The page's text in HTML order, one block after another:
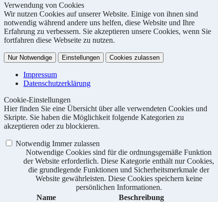
Verwendung von Cookies
Wir nutzen Cookies auf unserer Website. Einige von ihnen sind
notwendig während andere uns helfen, diese Website und Ihre
Erfahrung zu verbessern. Sie akzeptieren unsere Cookies, wenn Sie
fortfahren diese Webseite zu nutzen.
Nur Notwendige Einstellungen Cookies zulassen
Impressum
Datenschutzerklärung
Cookie-Einstellungen
Hier finden Sie eine Übersicht über alle verwendeten Cookies und
Skripte. Sie haben die Möglichkeit folgende Kategorien zu
akzeptieren oder zu blockieren.
Notwendig Immer zulassen
Notwendige Cookies sind für die ordnungsgemäße Funktion
der Website erforderlich. Diese Kategorie enthält nur Cookies,
die grundlegende Funktionen und Sicherheitsmerkmale der
Website gewährleisten. Diese Cookies speichern keine
persönlichen Informationen.
Name
Beschreibung